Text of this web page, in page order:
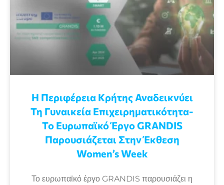
Η Περιφέρεια Κρήτης Αναδεικνύει
Τη Γυναικεία Επιχειρηματικότητα-
Το Ευρωπαϊκό Έργο GRANDIS
Παρουσιάζεται Στην Έκθεση
Women’s Week
Το ευρωπαϊκό έργο GRANDIS παρουσιάζει η